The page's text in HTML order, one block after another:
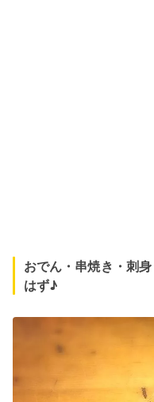
おでん・串焼き・刺
はず♪